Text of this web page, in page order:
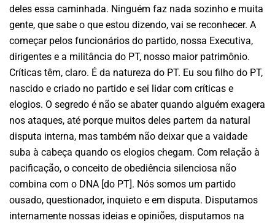
deles essa caminhada. Ninguém faz nada sozinho e muita
gente, que sabe o que estou dizendo, vai se reconhecer. A
começar pelos funcionários do partido, nossa Executiva,
dirigentes e a militância do PT, nosso maior patrimônio.
Críticas têm, claro. É da natureza do PT. Eu sou filho do PT,
nascido e criado no partido e sei lidar com críticas e
elogios. O segredo é não se abater quando alguém exagera
nos ataques, até porque muitos deles partem da natural
disputa interna, mas também não deixar que a vaidade
suba à cabeça quando os elogios chegam. Com relação à
pacificação, o conceito de obediência silenciosa não
combina com o DNA [do PT]. Nós somos um partido
ousado, questionador, inquieto e em disputa. Disputamos
internamente nossas ideias e opiniões, disputamos na